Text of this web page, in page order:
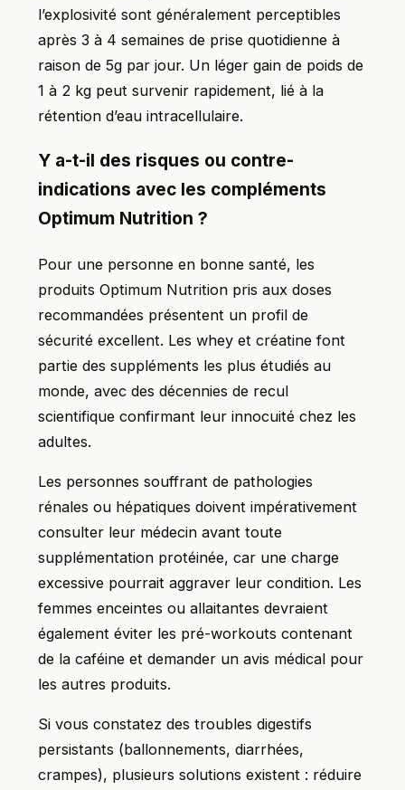
l’explosivité sont généralement perceptibles
après 3 à 4 semaines de prise quotidienne à
raison de 5g par jour. Un léger gain de poids de
1 à 2 kg peut survenir rapidement, lié à la
rétention d’eau intracellulaire.
Y a-t-il des risques ou contre-
indications avec les compléments
Optimum Nutrition ?
Pour une personne en bonne santé, les
produits Optimum Nutrition pris aux doses
recommandées présentent un profil de
sécurité excellent. Les whey et créatine font
partie des suppléments les plus étudiés au
monde, avec des décennies de recul
scientifique confirmant leur innocuité chez les
adultes.
Les personnes souffrant de pathologies
rénales ou hépatiques doivent impérativement
consulter leur médecin avant toute
supplémentation protéinée, car une charge
excessive pourrait aggraver leur condition. Les
femmes enceintes ou allaitantes devraient
également éviter les pré-workouts contenant
de la caféine et demander un avis médical pour
les autres produits.
Si vous constatez des troubles digestifs
persistants (ballonnements, diarrhées,
crampes), plusieurs solutions existent : réduire